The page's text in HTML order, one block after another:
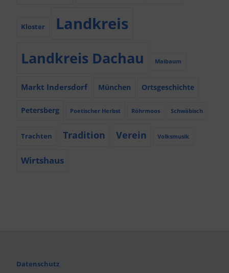
Kloster Landkreis
Landkreis Dachau Maibaum
Markt Indersdorf München Ortsgeschichte
Petersberg Poetischer Herbst Röhrmoos Schwäbisch
Trachten Tradition Verein Volksmusik
Wirtshaus
Datenschutz